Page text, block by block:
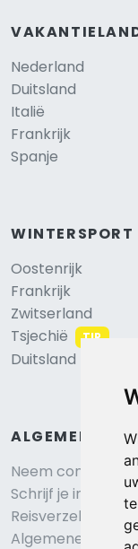
Nederland
Duitsland
Italië
Frankrijk
Spanje
WINTERSPORT
Oostenrijk
Frankrijk
Zwitserland
Tsjechië
TIP
Duitsland
ALGEMEEN
Neem contact op
Schrijf je in voor
Reisverzekering
Algemene